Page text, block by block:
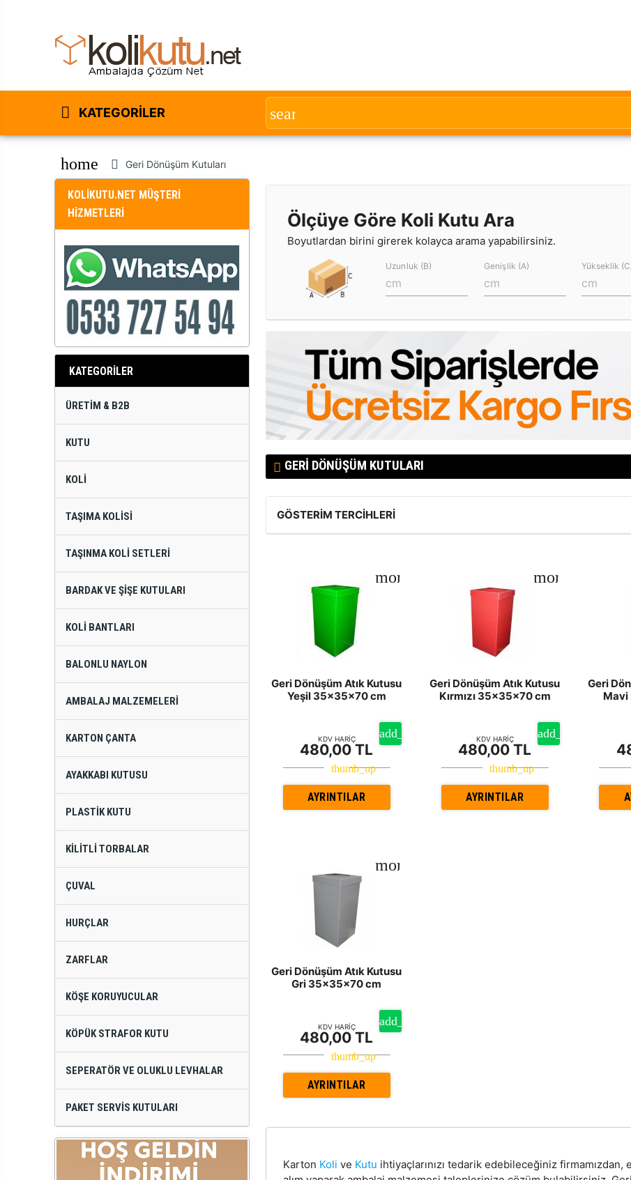
KATEGORILER
home Geri Dönüşüm Kutuları
KOLİKUTU.NET MÜŞTERİ
HİZMETLERİ
KATEGORİLER
ÜRETIM & B2B
KUTU
KOLI
TAŞIMA KOLISI
TAŞINMA KOLI SETLERI
BARDAK VE ŞIŞE KUTULARI
KOLI BANTLARI
BALONLU NAYLON
AMBALAJ MALZEMELERI
KARTON ÇANTA
AYAKKABI KUTUSU
PLASTIK KUTU
KILITLI TORBALAR
ÇUVAL
HURÇLAR
ZARFLAR
KÖŞE KORUYUCULAR
KÖPÜK STRAFOR KUTU
SEPERATÖR VE OLUKLU LEVHALAR
PAKET SERVIS KUTULARI
Ölçüye Göre Koli Kutu Ara
Boyutlardan birini girerek kolayca arama yapabilirsiniz.
Uzunluk (B) Genişlik (A) Yükseklik
GERI DÖNÜŞÜM KUTULARI
GÖSTERIM TERCIHLERI
Geri Dönüşüm Atık Kutusu
Yeşil 35x35x70 cm
KDV HARİÇ
480,00 TL
AYRINTILAR
Geri Dönüşüm Atık Kutusu
Kırmızı 35x35x70 cm
KDV HARİÇ
480,00 TL
AYRINTILAR
Geri
Geri Dönüşüm Atık Kutusu
Gri 35x35x70 cm
KDV HARİÇ
480,00 TL
AYRINTILAR
Karton Koli ve Kutu ihtiyaçlarınızı tedarik edebileceğiniz firmamızdan,